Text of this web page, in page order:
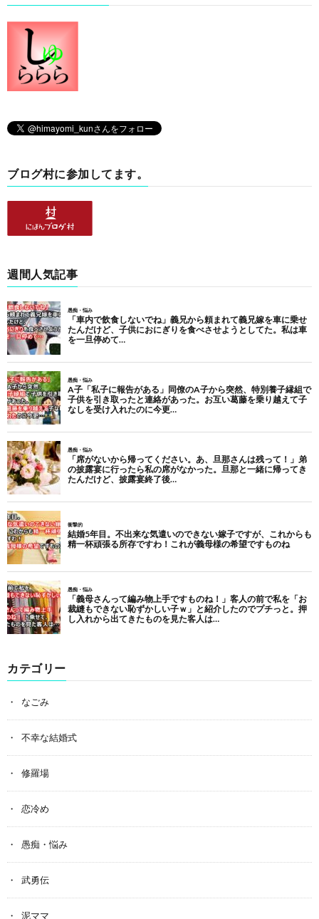
ブログ村に参加してます。
週間人気記事
カテゴリー
なごみ
不幸な結婚式
修羅場
恋冷め
愚痴・悩み
武勇伝
泥ママ